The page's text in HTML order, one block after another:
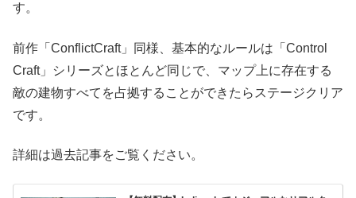
す。
前作「ConflictCraft」同様、基本的なルールは「Control
Craft」シリーズとほとんど同じで、マップ上に存在する
敵の建物すべてを占拠することができたらステージクリア
です。
詳細は過去記事をご覧ください。